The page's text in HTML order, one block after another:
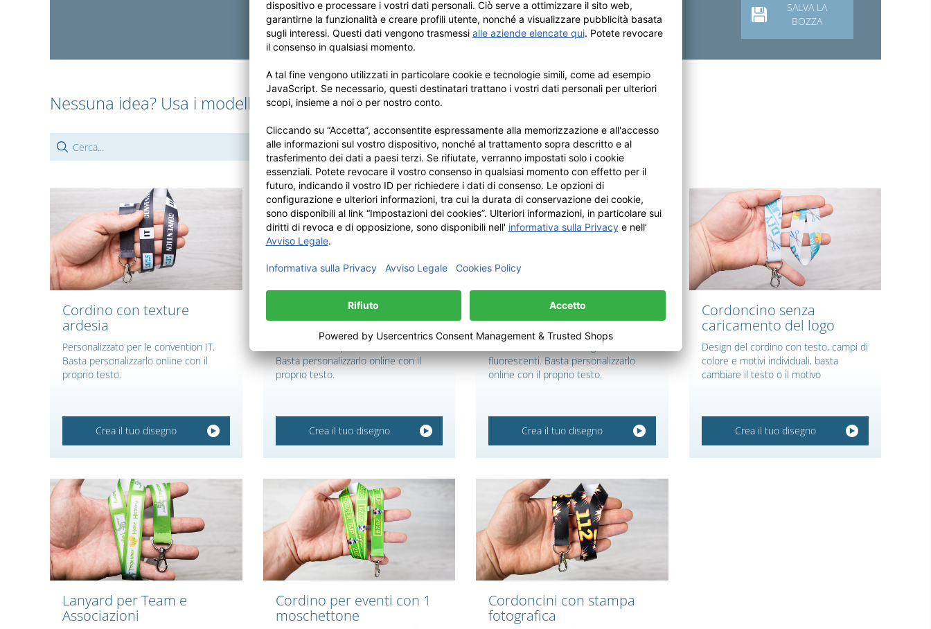
SALVA LA
BOZZA
Nessuna idea? Usa i modelli di design
Cordino con texture
ardesia
Personalizzato per le convention IT.
Basta personalizzarlo online con il
proprio testo.
Crea il tuo disegno
Cordoncino con texture in
tessuto
Basta personalizzarlo online con il
proprio testo.
Crea il tuo disegno
Cordino per evento a luce
nera
fluorescenti. Basta personalizzarlo
online con il proprio testo.
Crea il tuo disegno
Cordoncino senza
caricamento del logo
Design del cordino con testo, campi di
colore e motivi individuali, basta
cambiare il testo o il motivo
Crea il tuo disegno
Lanyard per Team e
Associazioni
Cordino per eventi con 1
moschettone
Cordoncini con stampa
fotografica